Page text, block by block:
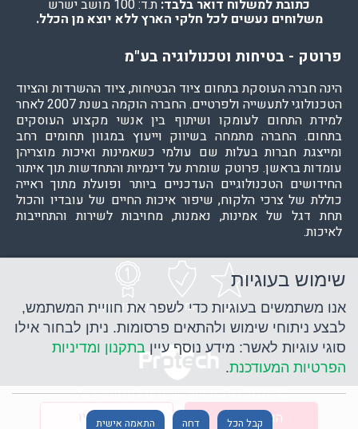
הוסף לעגלה קנה עכשיו
כתובת למשלוח דואר בלבד: ת.ד: 100 מושב ישרש
משלוחים נעשים לכל חלקי הארץ ללא יוצא מן הכלל.
פרוטק - בטיחות וטכנולוגיה בע"מ
הינה חברה העוסקת בתחום ציוד הבטיחות, ציוד ההשרדות והציוד
הטכנולוגי לתעשייה ולפרטיים. החברה הוקמה בשנת 2007 לאחר
למידת התחום לעומקו ושיתוף בין אנשי מקצוע העוסקים
בתחום. החברה מתמחה בשיווק וייעוץ במגוון תחומים רחב
ומייצגת חברות בעלות שם עולמי כשאמינות ואיכות מוצריהן
עומדות בראשן. פרוטק שומרת על דינמיות והתחדשות תוך איתור
החידושים הטכנולוגיים העדכניים ביותר ופועלת מתוך ראייה
כוללת של צרכי הלקוח, שיפור איכות החיים של עובדיו והכול
תחת דגל של אמינות, נאמנות, מחויבות לשירות והתחייבות
לאיכות.
איכות אמינות מקצועיות
© 2026 כל הזכויות שמורות לפרוטק בע"מ
קנייה מאובטחת
שימוש בעוגיות
אנו משתמשים בעוגיות כדי לשפר את חוויית המשתמש,
לבצע ניתוחי שימוש ולהתאים פרסומות. ניתן לבחור אילו
סוגי עוגיות לאשר: מידע נוסף עיין בתקנון ומדיניות
הפרטיות המעודכנת.
קבל הכל דחה התאמה אישית